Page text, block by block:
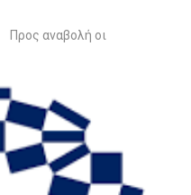
Προς αναβολή οι